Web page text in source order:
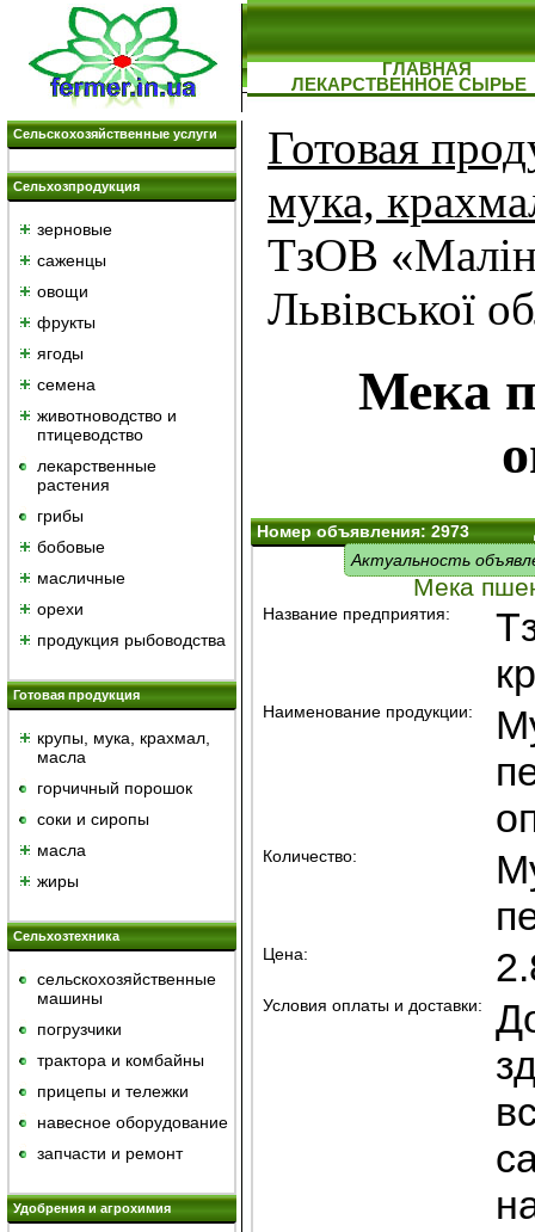
ГЛАВНАЯ
ЛЕКАРСТВЕННОЕ СЫРЬЕ
Сельскохозяйственные услуги
Сельхозпродукция
зерновые
саженцы
овощи
фрукты
ягоды
семена
животноводство и
птицеводство
лекарственные
растения
грибы
бобовые
масличные
орехи
продукция рыбоводства
Готовая продукция
крупы, мука, крахмал,
масла
горчичный порошок
cоки и сиропы
масла
жиры
Сельхозтехника
сельскохозяйственные
машины
погрузчики
трактора и комбайны
прицепы и тележки
навесное оборудование
запчасти и ремонт
Удобрения и агрохимия
Готовая
мука,
ТзОВ
Львівської
Мека
Номер объявления: 2973
Актуальность
Мека
Название предприятия:
Наименование продукции:
Количество:
Цена:
Условия оплаты и доставки: